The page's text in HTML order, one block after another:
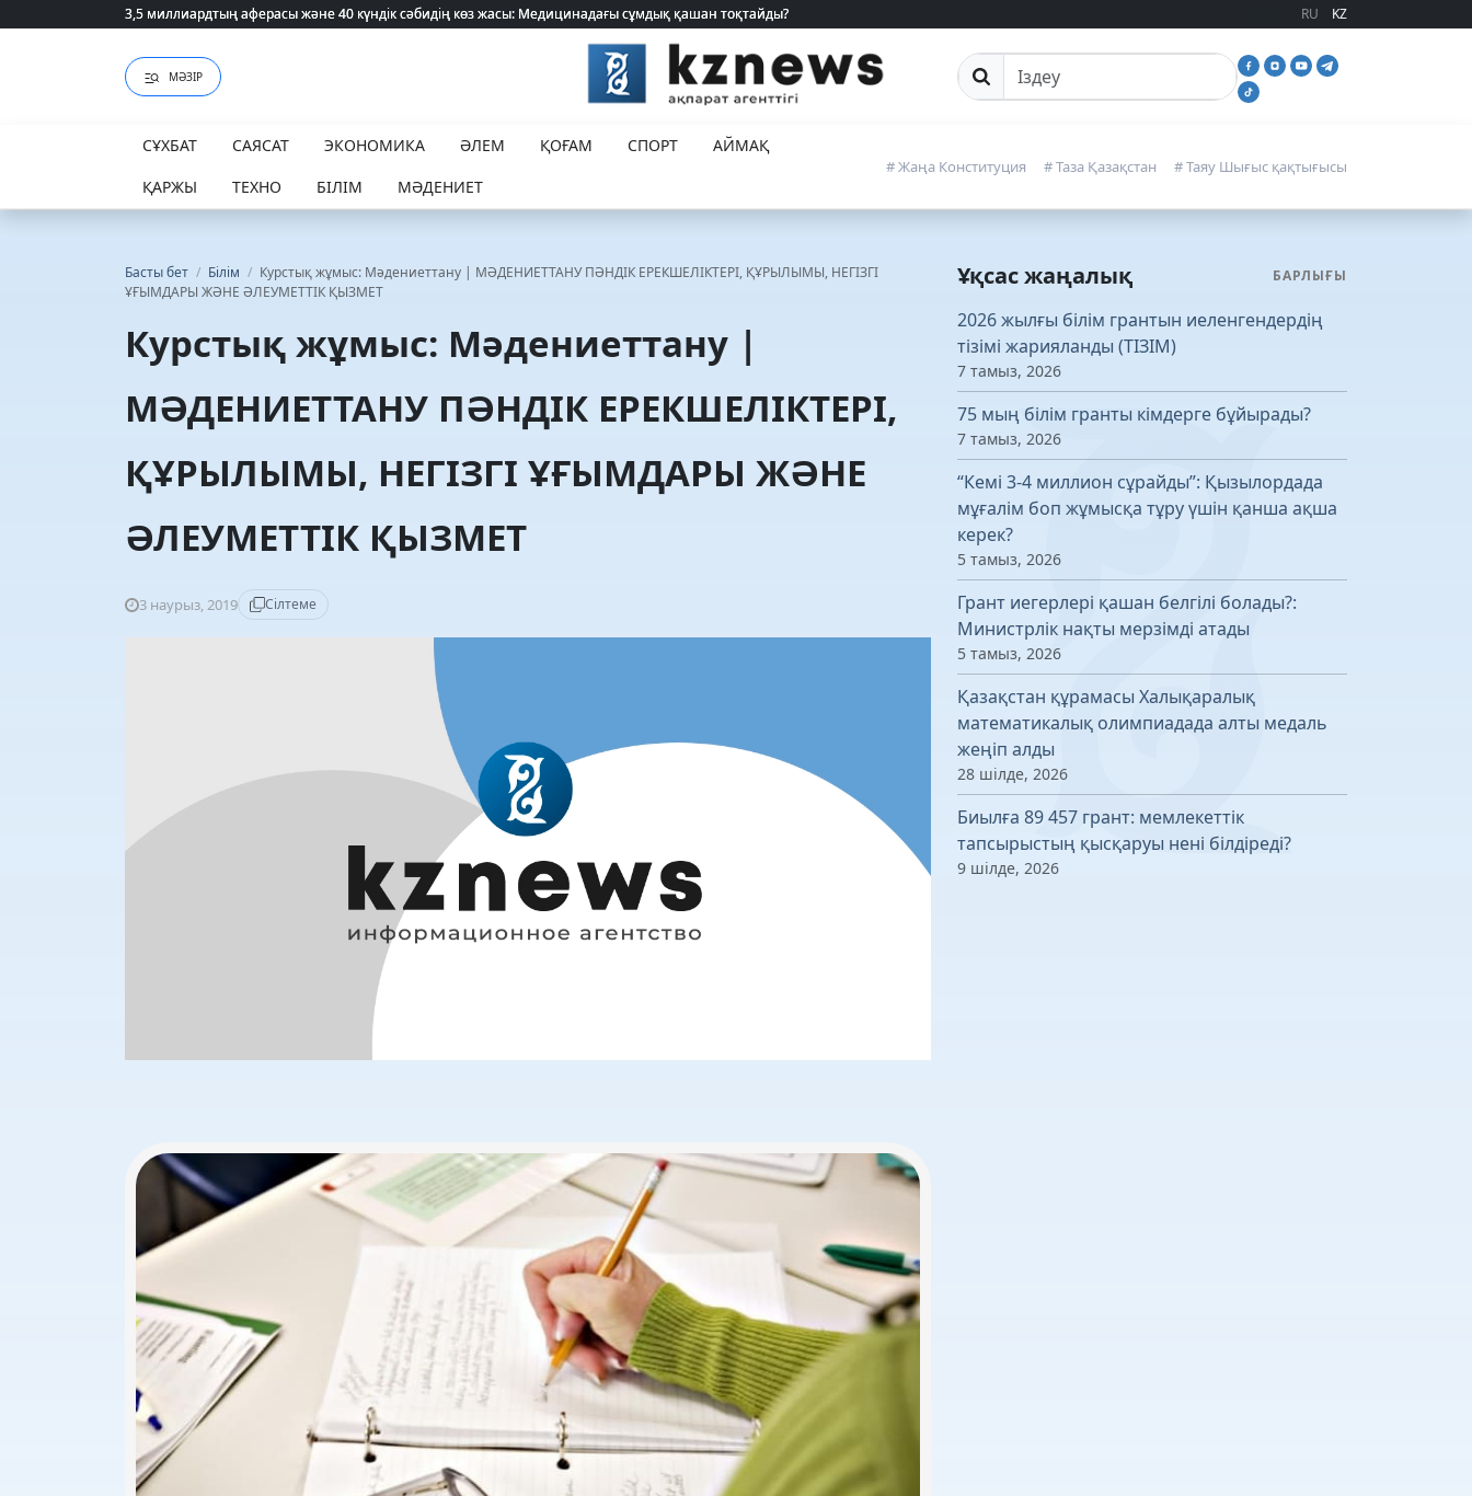
3,5 миллиардтың аферасы және 40 күндік сәбидің көз жасы: Медицинадағы сұмдық қашан тоқтайды?
3,5 миллиардтың аферасы және 40 күндік сәбидің көз жасы: Медицинадағы сұмдық қашан тоқтайды? RU KZ
МӘЗІР Сайттан іздеу
СҰХБАТ САЯСАТ ЭКОНОМИКА ӘЛЕМ ҚОҒАМ СПОРТ
АЙМАҚ
ҚАРЖЫ
ТЕХНО БІЛІМ МӘДЕНИЕТ
# Жаңа Конституция # Таза Қазақстан # Таяу Шығыс қақтығысы
Басты бет / Білім / Курстық жұмыс: Мәдениеттану | МӘДЕНИЕТТАНУ ПӘНДІК ЕРЕКШЕЛІКТЕРІ, ҚҰРЫЛЫМЫ, НЕГІЗГІ
ҰҒЫМДАРЫ ЖӘНЕ ӘЛЕУМЕТТІК ҚЫЗМЕТ
Курстық жұмыс: Мәдениеттану |
МӘДЕНИЕТТАНУ ПӘНДІК ЕРЕКШЕЛІКТЕРІ,
ҚҰРЫЛЫМЫ, НЕГІЗГІ ҰҒЫМДАРЫ ЖӘНЕ
ӘЛЕУМЕТТІК ҚЫЗМЕТ
3 наурыз, 2019 Сілтеме
Ұқсас жаңалық БАРЛЫҒЫ
2026 жылғы білім грантын иеленгендердің
тізімі жарияланды (ТІЗІМ)
7 тамыз, 2026
75 мың білім гранты кімдерге бұйырады?
7 тамыз, 2026
“Кемі 3-4 миллион сұрайды”: Қызылордада
мұғалім боп жұмысқа тұру үшін қанша ақша
керек?
5 тамыз, 2026
Грант иегерлері қашан белгілі болады?:
Министрлік нақты мерзімді атады
5 тамыз, 2026
Қазақстан құрамасы Халықаралық
математикалық олимпиадада алты медаль
жеңіп алды
28 шілде, 2026
Биылға 89 457 грант: мемлекеттік
тапсырыстың қысқаруы нені білдіреді?
9 шілде, 2026